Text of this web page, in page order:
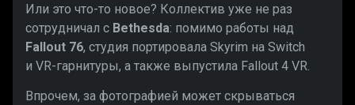
Или это что-то новое? Коллектив уже не раз
сотрудничал с Bethesda: помимо работы над
Fallout 76, студия портировала Skyrim на Switch
и VR-гарнитуры, а также выпустила Fallout 4 VR.
Впрочем, за фотографией может скрываться